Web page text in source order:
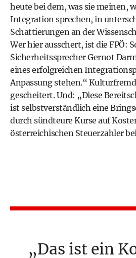
heute bei dem, was sie meinen,
Integration sprechen, in
Schattierungen an der
Wer hier ausschert, ist die FPÖ:
Sicherheitssprecher Gernot
eines erfolgreichen
Anpassung stehen.“
gescheitert. Und: „Diese
ist selbstverständlich eine
durch sündteure Kurse auf
österreichischen Steuerzahler
Das ist ein